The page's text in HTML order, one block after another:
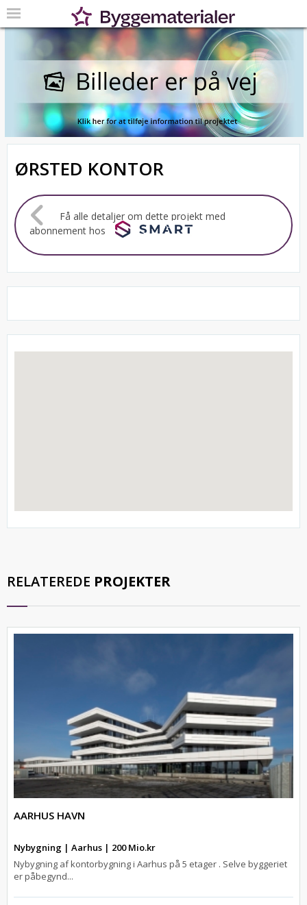
ØRSTED KONTOR
Få alle detaljer om dette projekt med
abonnement hos
RELATEREDE PROJEKTER
AARHUS HAVN
Nybygning | Aarhus | 200 Mio.kr
Nybygning af kontorbygning i Aarhus på 5 etager . Selve byggeriet
er påbegynd...